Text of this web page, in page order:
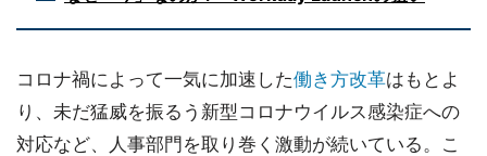
コロナ禍によって一気に加速した働き方改革はもとよ
り、未だ猛威を振るう新型コロナウイルス感染症への
対応など、人事部門を取り巻く激動が続いている。こ